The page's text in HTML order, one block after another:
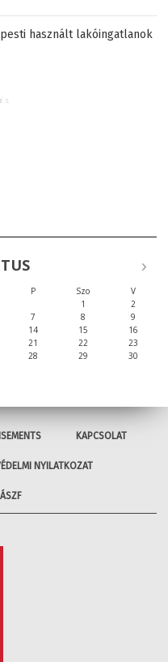
használt lakóingatlanok
P Szo
V
1
2
7 8
9
14 15
16
21 22
23
28 29
30
KAPCSOLAT
NYILATKOZAT